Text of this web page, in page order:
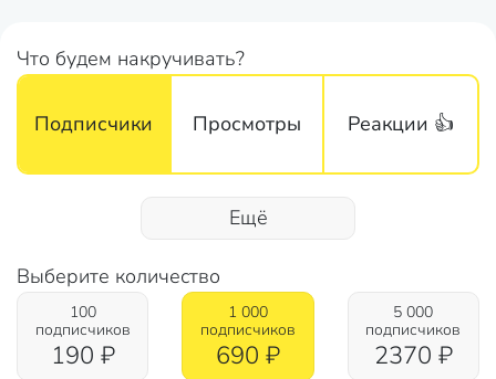
Что будем накручивать?
Подписчики Просмотры Реакции 👍
Ещё
Выберите количество
100
подписчиков
190 ₽
1 000
подписчиков
690 ₽
5 000
подписчиков
2370 ₽